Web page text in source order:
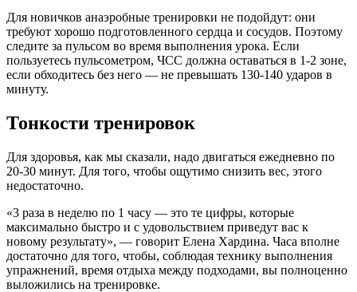
Для новичков анаэробные тренировки не подойдут: они
требуют хорошо подготовленного сердца и сосудов. Поэтому
следите за пульсом во время выполнения урока. Если
пользуетесь пульсометром, ЧСС должна оставаться в 1-2 зоне,
если обходитесь без него — не превышать 130-140 ударов в
минуту.
Тонкости тренировок
Для здоровья, как мы сказали, надо двигаться ежедневно по
20-30 минут. Для того, чтобы ощутимо снизить вес, этого
недостаточно.
«3 раза в неделю по 1 часу — это те цифры, которые
максимально быстро и с удовольствием приведут вас к
новому результату», — говорит Елена Хардина. Часа вполне
достаточно для того, чтобы, соблюдая технику выполнения
упражнений, время отдыха между подходами, вы полноценно
выложились на тренировке.